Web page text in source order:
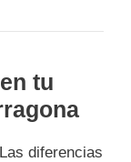
tu
Las diferencias